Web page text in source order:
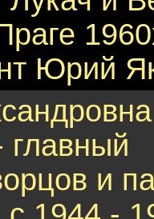
Юрий
главный
и